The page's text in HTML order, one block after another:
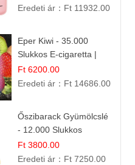
IBvape Bar
Eredeti ár： Ft 11932.00
Eper Kiwi - 35.000
Slukkos E-cigaretta |
IBVape Bar Friss
Gyümölcs Ízek
Ft 6200.00
Eredeti ár： Ft 14686.00
Őszibarack Gyümölcslé
- 12.000 Slukkos
eldobható e-Cigaretta |
Friss Gyümölcs Íz
Ft 3800.00
Eredeti ár： Ft 7250.00